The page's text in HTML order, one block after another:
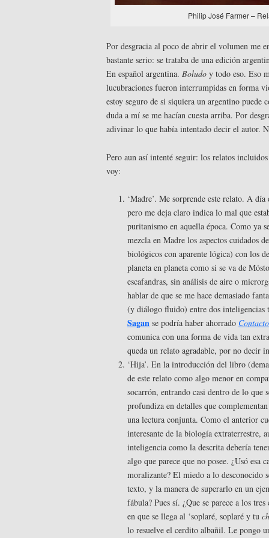
Philip José Farmer –
Por desgracia al poco de abrir el volumen me
bastante serio: se trataba de una edición
En español argentina. Boludo y todo eso. Eso
lucubraciones fueron interrumpidas en forma
estoy seguro de si siquiera un argentino puede
duda a mí se me hacían cuesta arriba. Por
adivinar lo que había intentado decir el autor.
Pero aun así intenté seguir: los relatos
voy:
‘Madre’. Me sorprende este relato. A
pero me deja claro indica lo mal que
puritanismo en aquella época. Como ya
mezcla en Madre los aspectos cuidados
biológicos con aparente lógica) con los
planeta en planeta como si se va de
escafandras, sin análisis de aire o
hablar de que se me hace demasiado
(y diálogo fluido) entre dos inteligencias
Sagan se podría haber ahorrado Contacto
comunica con una forma de vida tan
queda un relato agradable, por no decir
‘Hija’. En la introducción del libro
de este relato como algo menor en
socarrón, entrando casi dentro de lo que
profundiza en detalles que
una lectura conjunta. Como el anterior
interesante de la biología extraterrestre,
inteligencia como la descrita debería
algo que parece que no posee. ¿Usó esa
moralizante? El miedo a lo desconocido
texto, y la manera de superarlo en un
fábula? Pues sí. ¿Que se parece a los
en que se llega al ‘soplaré, soplaré y tu
lo resuelve el cerdito albañil. Le pongo